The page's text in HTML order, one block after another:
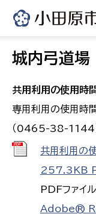
城内弓道場
共用利用の使用時
専用利用の使用時
（0465-38-1144）
共用利用の
257.3KB
PDFファイ
Adobe®